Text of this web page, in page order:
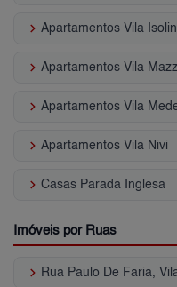
keyboard_arrow_right Apartamentos Vila
keyboard_arrow_right Apartamentos Vila
keyboard_arrow_right Apartamentos Vila
keyboard_arrow_right Apartamentos Vila Nivi
keyboard_arrow_right Casas Parada Inglesa
Imóveis por Ruas
keyboard_arrow_right Rua Paulo De Faria,